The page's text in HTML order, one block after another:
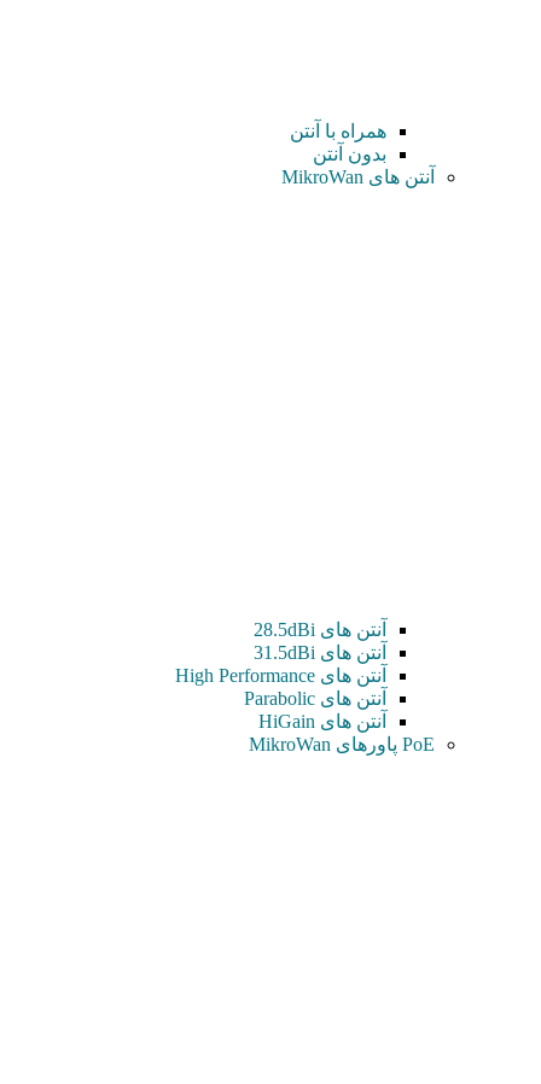
همراه با آنتن
بدون آنتن
آنتن های MikroWan
آنتن های 28.5dBi
آنتن های 31.5dBi
آنتن های High Performance
آنتن های Parabolic
آنتن های HiGain
PoE پاورهای MikroWan